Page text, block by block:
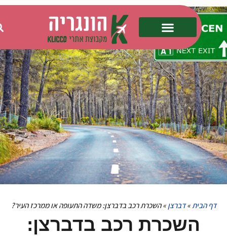
הבית»דברצן»השכרת רכב בדברצן: משדה התעופה או ממרכז העיר?
השכרת רכב בדברצן: